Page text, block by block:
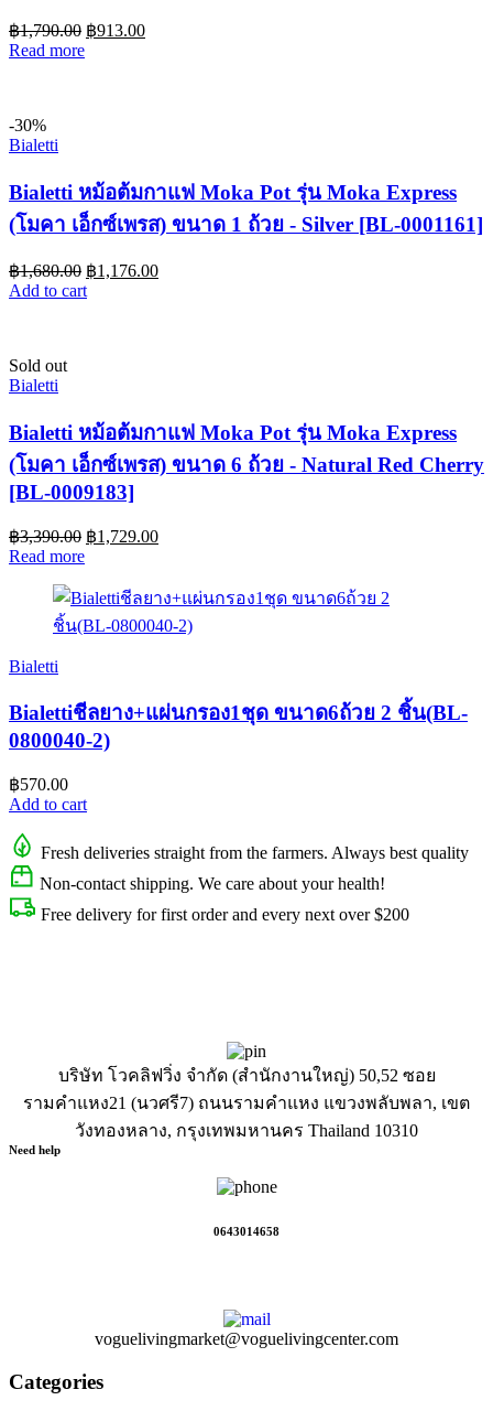
฿1,790.00 ฿913.00
Read more
-30%
Bialetti
Bialetti หม้อต้มกาแฟ Moka Pot รุ่น Moka Express
(โมคา เอ็กซ์เพรส) ขนาด 1 ถ้วย - Silver [BL-0001161]
฿1,680.00 ฿1,176.00
Add to cart
Sold out
Bialetti
Bialetti หม้อต้มกาแฟ Moka Pot รุ่น Moka Express
(โมคา เอ็กซ์เพรส) ขนาด 6 ถ้วย - Natural Red Cherry
[BL-0009183]
฿3,390.00 ฿1,729.00
Read more
Bialetti
Bialettiชีลยาง+แผ่นกรอง1ชุด ขนาด6ถ้วย 2 ชิ้น(BL-
0800040-2)
฿570.00
Add to cart
Fresh deliveries straight from the farmers. Always best quality
Non-contact shipping. We care about your health!
Free delivery for first order and every next over $200
บริษัท โวคลิฟวิ่ง จำกัด (สำนักงานใหญ่) 50,52 ซอย
รามคำแหง21 (นวศรี7) ถนนรามคำแหง แขวงพลับพลา, เขต
วังทองหลาง, กรุงเทพมหานคร Thailand 10310
Need help
0643014658
voguelivingmarket@voguelivingcenter.com
Categories